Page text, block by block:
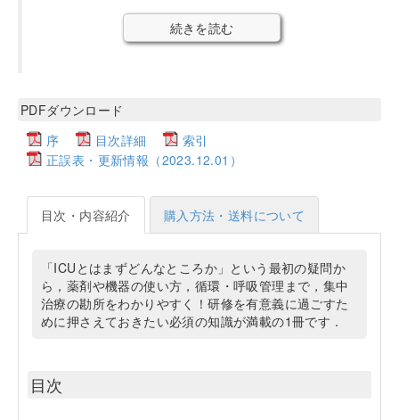
続きを読む
PDFダウンロード
序
目次詳細
索引
正誤表・更新情報（2023.12.01）
目次・内容紹介 購入方法・送料について
「ICUとはまずどんなところか」という最初の疑問か
ら，薬剤や機器の使い方，循環・呼吸管理まで，集中
治療の勘所をわかりやすく！研修を有意義に過ごすた
めに押さえておきたい必須の知識が満載の1冊です．
目次